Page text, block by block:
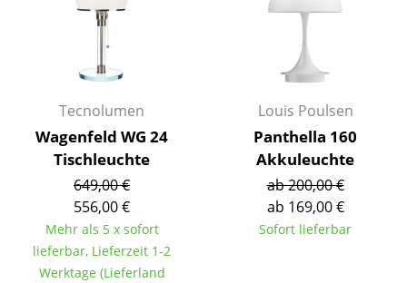
Schreibtische
Sekretäre & PC-Tische
Stehtische & Stehpulte
Kindertische
Gartentische
Servierwagen
Einzelteile
Tecnolumen
Wagenfeld WG 24
Tischleuchte
649,00 €
556,00 €
Mehr als 5 x sofort
lieferbar, Lieferzeit 1-2
Werktage (Lieferland
Louis Poulsen
Panthella 160
Akkuleuchte
ab 200,00 €
ab 169,00 €
Sofort lieferbar